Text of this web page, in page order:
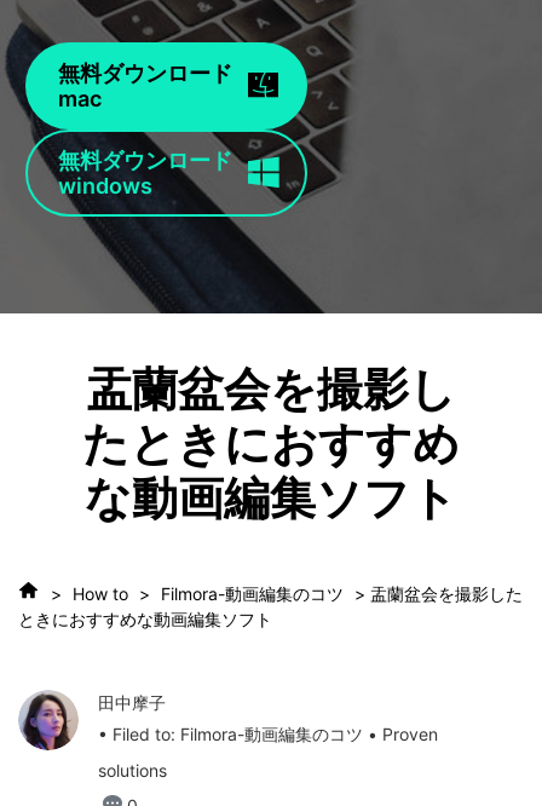
無料ダウンロード
mac
無料ダウンロード
windows
盂蘭盆会を撮影し
たときにおすすめ
な動画編集ソフト
> How to > Filmora-動画編集のコツ
> 盂蘭盆会を撮影した
ときにおすすめな動画編集ソフト
田中摩子
• Filed to: Filmora-動画編集のコツ • Proven
solutions